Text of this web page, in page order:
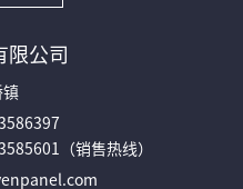
限公司
镇
（销售热线）